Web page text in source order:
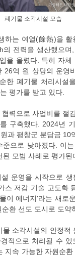
폐기물 소각시설 모습
하는 여열(餘熱)을 활
의 전력을 생산했으
을 올렸다. 특히 자체
26억 원 상당의 운영
한 폐기물 처리시설
평가를 받고 있다.
력으로 사업비를 절
구축했다. 2024년
과 평창군 분담금 10
으로 낮아졌다. 이
모범 사례로 평가된
운영을 시작으로 생
스 저감 기술 고도화
이 에너지'라는 새로
환 선도 도시로 도약
물 소각시설의 안정적
적으로 처리될 수 있
지속 가능한 자원순환